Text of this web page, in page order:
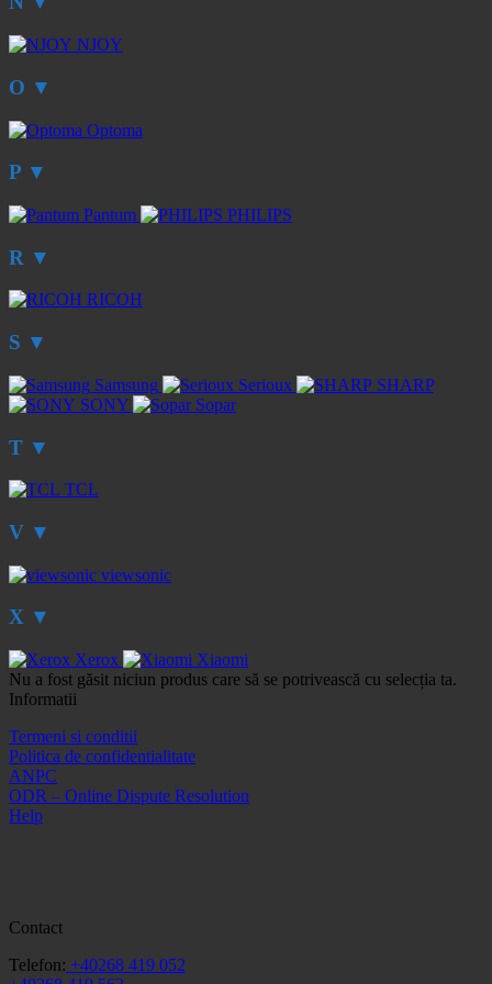
NJOY
O ▼
Optoma
P ▼
Pantum PHILIPS
R ▼
RICOH
S ▼
Samsung Serioux
SHARP
SONY
Sopar
T ▼
TCL
V ▼
viewsonic
X ▼
Xerox
Xiaomi
Nu a fost găsit niciun produs care să se potrivească cu selecția ta.
Informatii
Termeni si conditii
Politica de confidentialitate
ANPC
ODR – Online Dispute Resolution
Help
Contact
Telefon: +40268 419 052